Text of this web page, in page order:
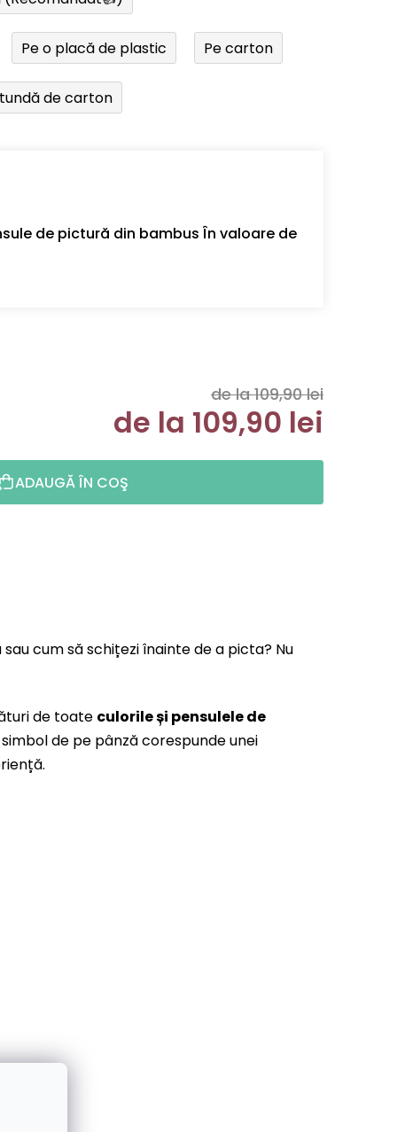
Pe o placă de plastic Pe carton
de carton
de pictură din bambus În valoare de
de la 109,90 lei
de la 109,90 lei
ADAUGĂ ÎN COŞ
cum să schițezi înainte de a picta? Nu
de toate culorile și pensulele de
de pe pânză corespunde unei